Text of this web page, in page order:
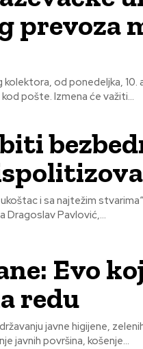
prevoza
kolektora, od ponedeljka, 10.
pošte. Izmena će važiti...
i sa najtežim
Dragoslav Pavlović,...
Evo
redu
javne higijene,
javnih površina, košenje...